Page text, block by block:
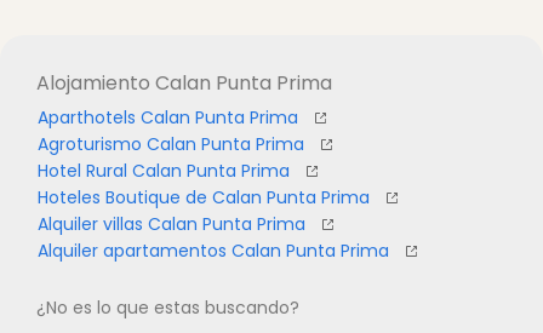
Alojamiento Calan Punta Prima
Aparthotels Calan Punta Prima
Agroturismo Calan Punta Prima
Hotel Rural Calan Punta Prima
Hoteles Boutique de Calan Punta Prima
Alquiler villas Calan Punta Prima
Alquiler apartamentos Calan Punta Prima
¿No es lo que estas buscando?